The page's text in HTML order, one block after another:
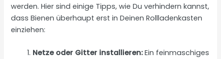
werden. Hier sind einige Tipps, wie Du verhindern kannst,
dass Bienen überhaupt erst in Deinen Rollladenkasten
einziehen:
Netze oder Gitter installieren:Ein feinmaschiges